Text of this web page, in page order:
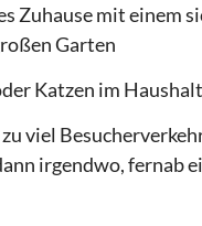
Zuhause mit einem
Garten
Katzen im Haushalt
viel
irgendwo, fernab